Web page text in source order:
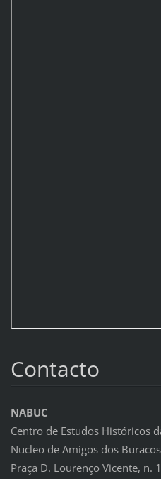
Contacto
NABUC
Centro de Estudos Históricos
Nucleo de Amigos dos
Praça D. Lourenço Vicente, n.